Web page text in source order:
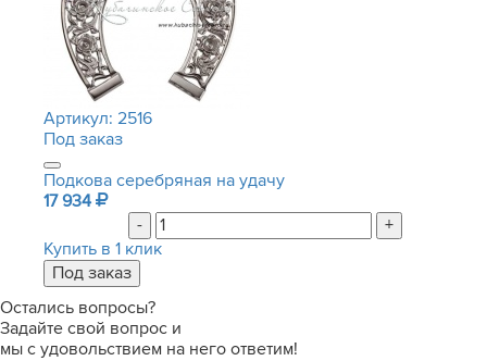
Артикул: 2516
Под заказ
Подкова серебряная на удачу
17 934
-
+
Купить в 1 клик
Остались вопросы?
Задайте свой вопрос и
мы с удовольствием на него ответим!